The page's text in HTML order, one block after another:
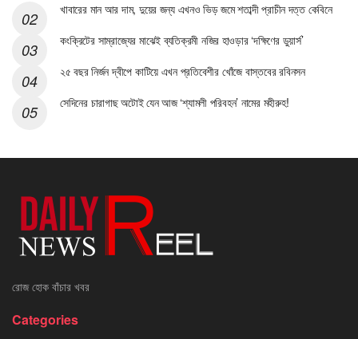
খাবারের মান আর দাম, দুয়ের জন্য এখনও ভিড় জমে শতাব্দী প্রাচীন দত্ত কেবিনে
কংক্রিটের সাম্রাজ্যের মাঝেই ব্যতিক্রমী নজির হাওড়ার ‘দক্ষিণের ডুয়ার্স’
২৫ বছর নির্জন দ্বীপে কাটিয়ে এখন প্রতিবেশীর খোঁজে বাস্তবের রবিনসন
সেদিনের চারাগাছ অটোই যেন আজ ‘শ্যামলী পরিবহন’ নামের মহীরুহ!
রোজ হোক বাঁচার খবর
Categories